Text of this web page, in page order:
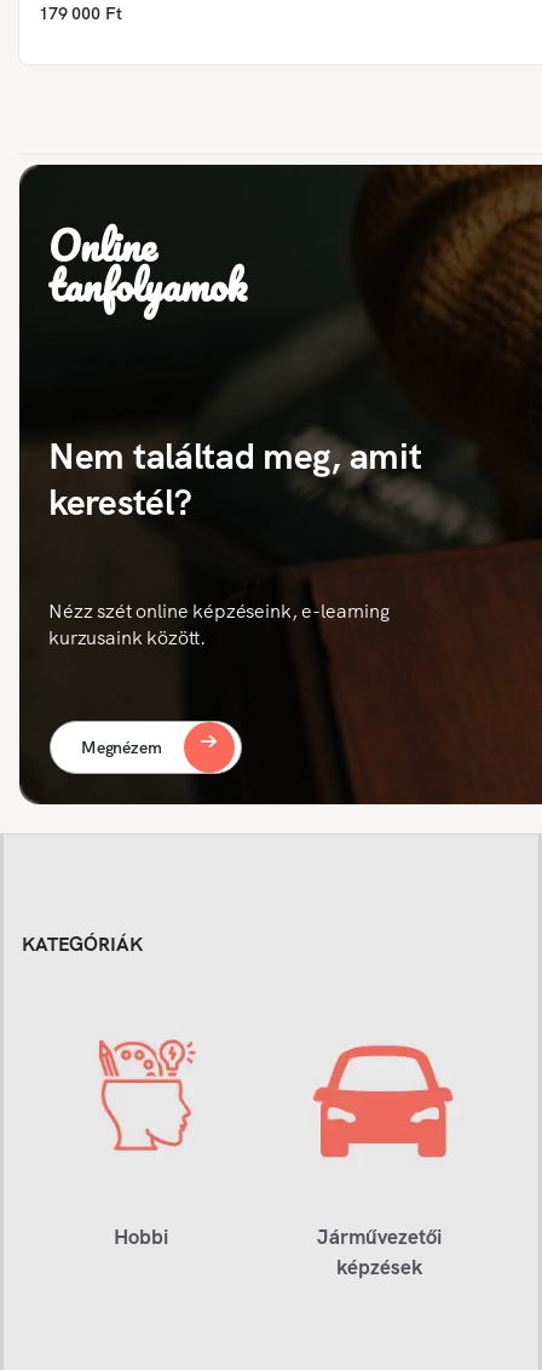
179 000 Ft
Online
tanfolyamok
Nem találtad meg, amit
kerestél?
Nézz szét online képzéseink, e-learning
kurzusaink között.
Megnézem
KATEGÓRIÁK
Hobbi
Járművezetői
képzések